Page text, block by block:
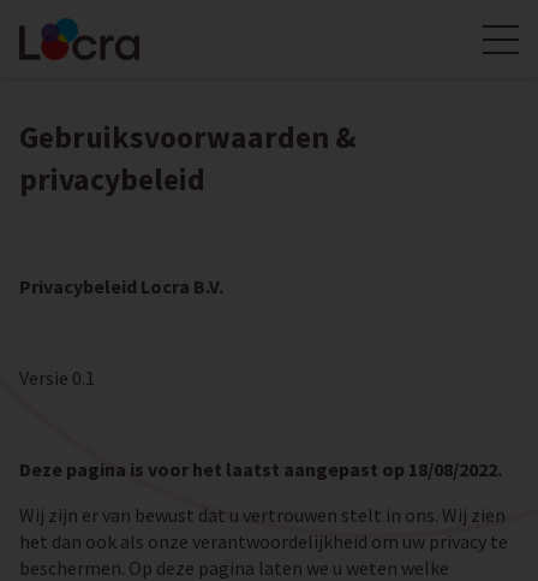
Gebruiksvoorwaarden &
privacybeleid
Privacybeleid Locra B.V.
Versie 0.1
Deze pagina is voor het laatst aangepast op 18/08/2022.
Wij zijn er van bewust dat u vertrouwen stelt in ons. Wij zien
het dan ook als onze verantwoordelijkheid om uw privacy te
beschermen. Op deze pagina laten we u weten welke